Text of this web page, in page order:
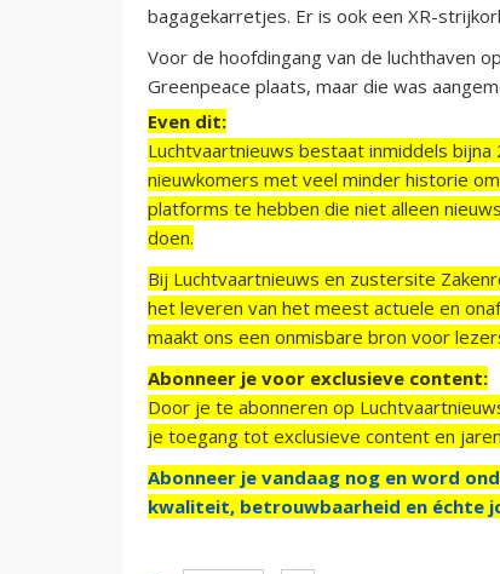
bagagekarretjes. Er is ook een XR-
Voor de hoofdingang van de luchthaven
Greenpeace plaats, maar die was
Even dit:
Luchtvaartnieuws bestaat inmiddels
nieuwkomers met veel minder historie
platforms te hebben die niet alleen
doen.
Bij Luchtvaartnieuws en zustersite
het leveren van het meest actuele en
maakt ons een onmisbare bron voor
Abonneer je voor exclusieve content:
Door je te abonneren op
je toegang tot exclusieve content en
Abonneer je vandaag nog en word
kwaliteit, betrouwbaarheid en échte